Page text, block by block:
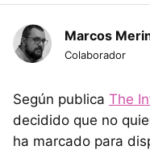
Marcos
Colaborador
Según publica The
decidido que no
ha marcado para